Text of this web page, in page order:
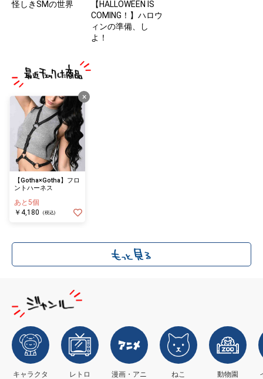
怪しきSMの世界
【HALLOWEEN IS
COMING！】ハロウ
ィンの準備、し
よ！
×
【Gotha×Gotha】フロ
ントハーネス
あと5個
￥4,180
(税込)
キャラクタ
レトロ
漫画・アニ
ねこ 動物園